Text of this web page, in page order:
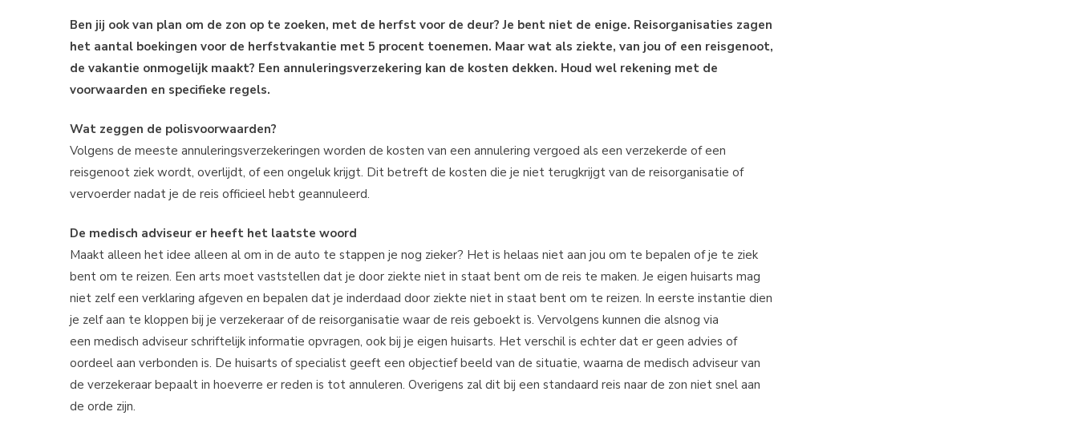
Ben jij ook van plan om de zon op te zoeken, met de herfst voor de deur? Je bent niet de enige. Reisorganisaties zagen
het aantal boekingen voor de herfstvakantie met 5 procent toenemen. Maar wat als ziekte, van jou of een reisgenoot,
de vakantie onmogelijk maakt? Een annuleringsverzekering kan de kosten dekken. Houd wel rekening met de
voorwaarden en specifieke regels.
Wat zeggen de polisvoorwaarden?
Volgens de meeste annuleringsverzekeringen worden de kosten van een annulering vergoed als een verzekerde of een
reisgenoot ziek wordt, overlijdt, of een ongeluk krijgt. Dit betreft de kosten die je niet terugkrijgt van de reisorganisatie of
vervoerder nadat je de reis officieel hebt geannuleerd.
De medisch adviseur er heeft het laatste woord
Maakt alleen het idee alleen al om in de auto te stappen je nog zieker? Het is helaas niet aan jou om te bepalen of je te ziek
bent om te reizen. Een arts moet vaststellen dat je door ziekte niet in staat bent om de reis te maken. Je eigen huisarts mag
niet zelf een verklaring afgeven en bepalen dat je inderdaad door ziekte niet in staat bent om te reizen. In eerste instantie dien
je zelf aan te kloppen bij je verzekeraar of de reisorganisatie waar de reis geboekt is. Vervolgens kunnen die alsnog via
een medisch adviseur schriftelijk informatie opvragen, ook bij je eigen huisarts. Het verschil is echter dat er geen advies of
oordeel aan verbonden is. De huisarts of specialist geeft een objectief beeld van de situatie, waarna de medisch adviseur van
de verzekeraar bepaalt in hoeverre er reden is tot annuleren. Overigens zal dit bij een standaard reis naar de zon niet snel aan
de orde zijn.